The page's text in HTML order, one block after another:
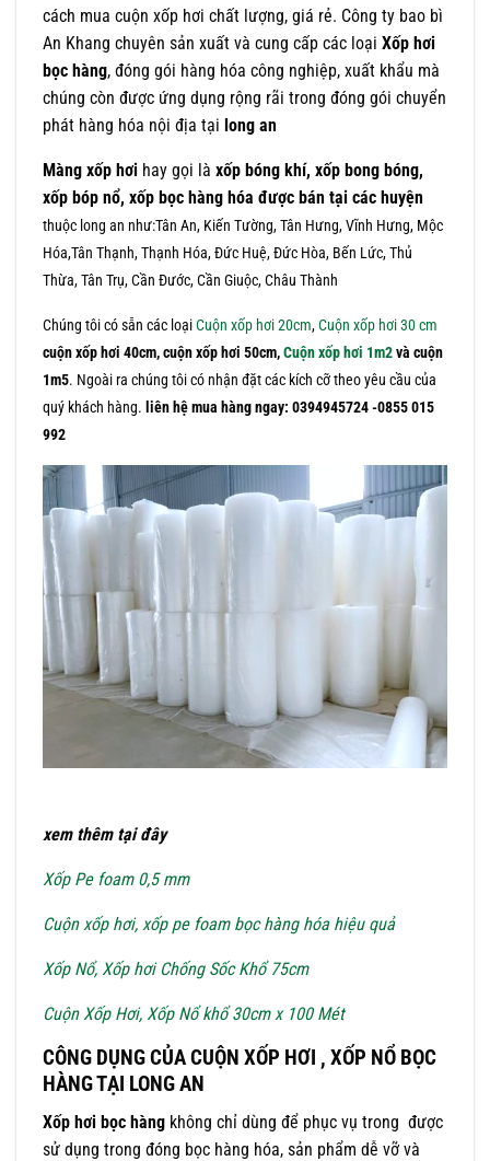
cách mua cuộn xốp hơi chất lượng, giá rẻ. Công ty bao bì
An Khang chuyên sản xuất và cung cấp các loại Xốp hơi
bọc hàng, đóng gói hàng hóa công nghiệp, xuất khẩu mà
chúng còn được ứng dụng rộng rãi trong đóng gói chuyển
phát hàng hóa nội địa tại long an
Màng xốp hơi hay gọi là xốp bóng khí, xốp bong bóng,
xốp bóp nổ, xốp bọc hàng hóa được bán tại các huyện
thuộc long an như:Tân An, Kiến Tường, Tân Hưng, Vĩnh Hưng, Mộc
Hóa,Tân Thạnh, Thạnh Hóa, Đức Huệ, Đức Hòa, Bến Lức, Thủ
Thừa, Tân Trụ, Cần Đước, Cần Giuộc, Châu Thành
Chúng tôi có sẵn các loạiCuộn xốp hơi 20cm,Cuộn xốp hơi 30 cm
cuộn xốp hơi 40cm, cuộn xốp hơi 50cm,Cuộn xốp hơi 1m2và cuộn
1m5. Ngoài ra chúng tôi có nhận đặt các kích cỡ theo yêu cầu của
quý khách hàng. liên hệ mua hàng ngay: 0394945724 -0855 015
992
xem thêm tại đây
Xốp Pe foam 0,5 mm
Cuộn xốp hơi, xốp pe foam bọc hàng hóa hiệu quả
Xốp Nổ, Xốp hơi Chống Sốc Khổ 75cm
Cuộn Xốp Hơi, Xốp Nổ khổ 30cm x 100 Mét
CÔNG DỤNG CỦA CUỘN XỐP HƠI , XỐP NỔ BỌC
HÀNG TẠI LONG AN
Xốp hơi bọc hàng không chỉ dùng để phục vụ trong được
sử dụng trong đóng bọc hàng hóa, sản phẩm dễ vỡ và